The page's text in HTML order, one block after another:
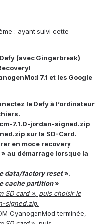
: ayant suivi cette
(avec Gingerbreak)
7.1 et les Google
le Defy à l’ordinateur
7.1.0-jordan-signed.zip
sur la SD-Card.
en mode recovery
au démarrage lorsque la
data/factory reset».
cache partition»
SD card », puis choisir le
signed.zip.
CyanogenMod terminée,